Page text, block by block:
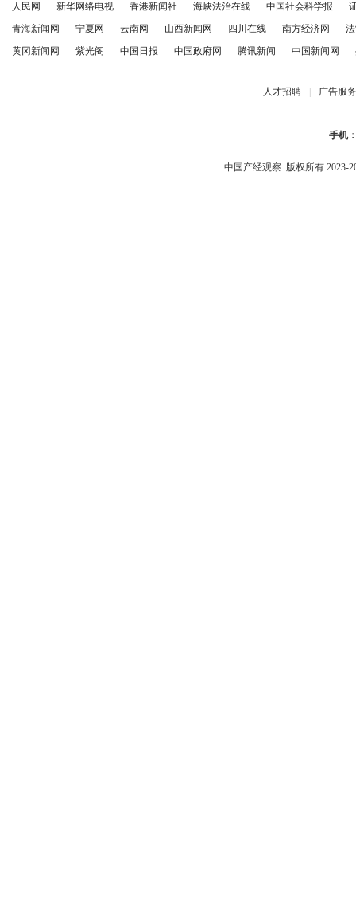
人民网 新华网络电视 香港新闻社 海峡法治在线 中国社会科学报
青海新闻网
宁夏网 云南网 山西新闻网 四川在线 南方经济网
黄冈新闻网
紫光阁 中国日报 中国政府网 腾讯新闻 中国新闻网
人才招聘 广告服务
手机
中国产经观察 版权所有 2023-